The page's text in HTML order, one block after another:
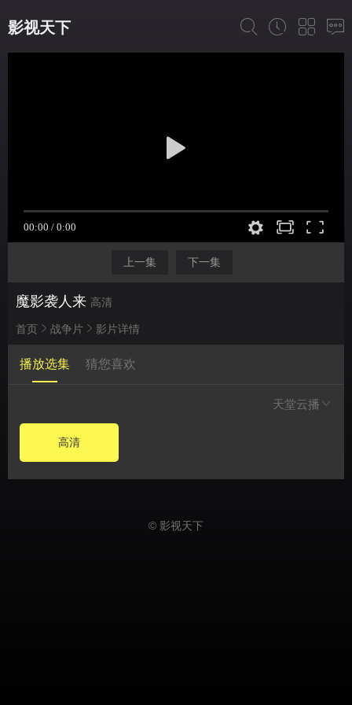
影视天下
上一集 下一集
魔影袭人来 高清
首页 战争片 影片详情
播放选集 猜您喜欢
天堂云播
高清
© 影视天下